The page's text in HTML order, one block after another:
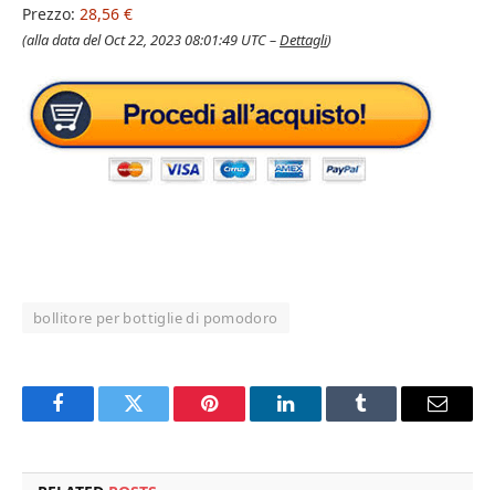
Prezzo: 28,56 €
(alla data del Oct 22, 2023 08:01:49 UTC –Dettagli)
bollitore per bottiglie di pomodoro
FacebookTwitter Pinterest LinkedInTumblr Email